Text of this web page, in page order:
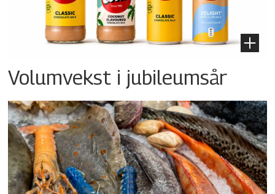
Volumvekst i jubileumsår